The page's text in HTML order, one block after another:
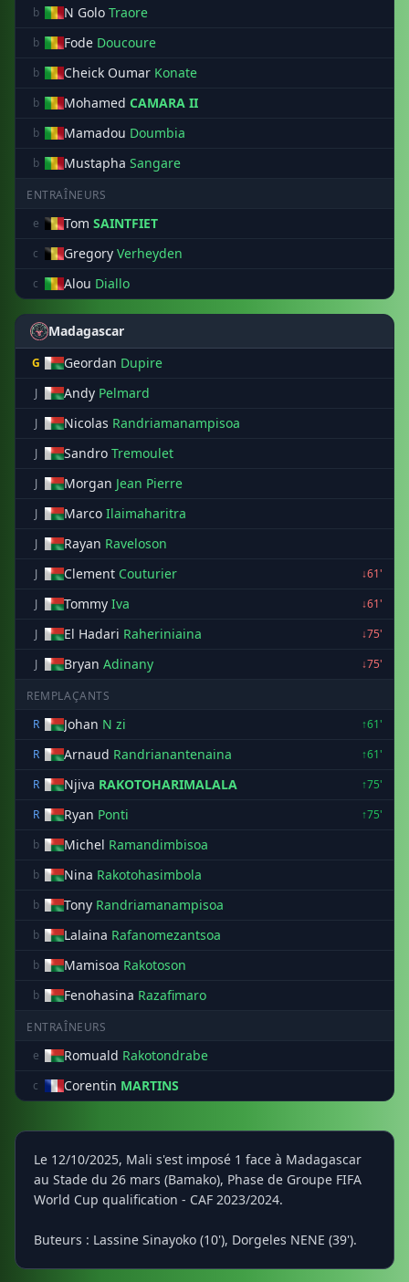
b N Golo Traore
b Fode Doucoure
b Cheick Oumar Konate
b Mohamed CAMARA II
b Mamadou Doumbia
b Mustapha Sangare
ENTRAÎNEURS
e
Tom SAINTFIET
c Gregory Verheyden
c Alou Diallo
Madagascar
G Geordan Dupire
J Andy Pelmard
J Nicolas Randriamanampisoa
J Sandro Tremoulet
J Morgan Jean Pierre
J Marco Ilaimaharitra
J Rayan Raveloson
J Clement Couturier
↓61'
J
Tommy Iva
↓61'
J
El Hadari Raheriniaina
↓75'
J
Bryan Adinany ↓75'
REMPLAÇANTS
R
Johan N zi
↑61'
R
Arnaud Randrianantenaina
↑61'
R
Njiva RAKOTOHARIMALALA
↑75'
R
Ryan Ponti
↑75'
b
Michel Ramandimbisoa
b Nina Rakotohasimbola
b Tony Randriamanampisoa
b Lalaina Rafanomezantsoa
b Mamisoa Rakotoson
b Fenohasina Razafimaro
ENTRAÎNEURS
e
Romuald Rakotondrabe
c Corentin MARTINS
Le 12/10/2025, Mali s'est imposé 1 face à Madagascar
au Stade du 26 mars (Bamako), Phase de Groupe FIFA
World Cup qualification - CAF 2023/2024.
Buteurs : Lassine Sinayoko (10'), Dorgeles NENE (39').